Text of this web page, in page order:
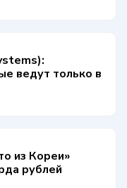
ведут только в
из Кореи»
рублей